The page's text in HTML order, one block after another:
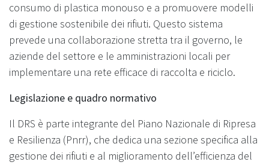
consumo di plastica monouso e a promuovere modelli
di gestione sostenibile dei rifiuti. Questo sistema
prevede una collaborazione stretta tra il governo, le
aziende del settore e le amministrazioni locali per
implementare una rete efficace di raccolta e riciclo.
Legislazione e quadro normativo
Il DRS è parte integrante del Piano Nazionale di Ripresa
e Resilienza (Pnrr), che dedica una sezione specifica alla
gestione dei rifiuti e al miglioramento dell’efficienza del